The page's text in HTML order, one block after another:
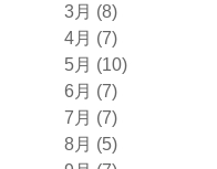
3月 (8)
4月 (7)
5月 (10)
6月 (7)
7月 (7)
8月 (5)